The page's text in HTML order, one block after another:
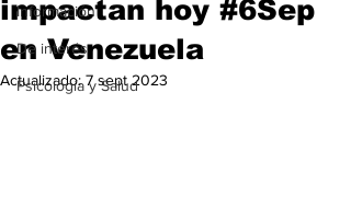
Información
De interés
Psicología y Salud
impactan hoy #6Sep
en Venezuela
Actualizado:7 sept 2023